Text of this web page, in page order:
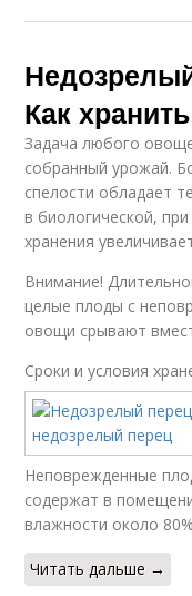
Как
Задача любого
собранный урожай.
спелости обладает
в биологической,
хранения
Внимание!
целые плоды с
овощи срывают
Сроки и условия
Неповрежденные
содержат в
влажности около
Читать дальше →